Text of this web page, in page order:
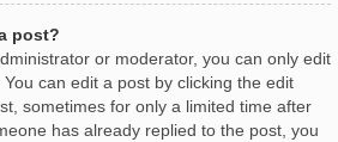
post?
or moderator, you can only edit
can edit a post by clicking the edit
sometimes for only a limited time after
has already replied to the post, you